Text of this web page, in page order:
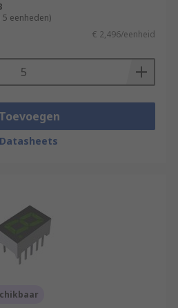
eenheden)
€ 2,496/eenheid
Datasheets